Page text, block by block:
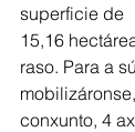
superficie de
15,16
raso. Para a
conxunto, 4